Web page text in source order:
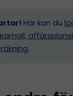
Här kan du